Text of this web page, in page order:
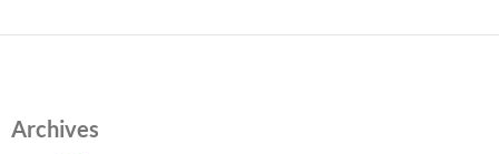
Archives